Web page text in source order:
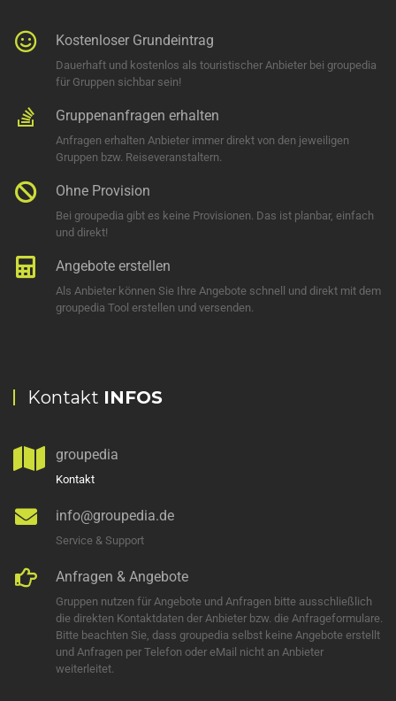
Kostenloser Grundeintrag
Dauerhaft und kostenlos als touristischer Anbieter bei groupedia
für Gruppen sichbar sein!
Gruppenanfragen erhalten
Anfragen erhalten Anbieter immer direkt von den jeweiligen
Gruppen bzw. Reiseveranstaltern.
Ohne Provision
Bei groupedia gibt es keine Provisionen. Das ist planbar, einfach
und direkt!
Angebote erstellen
Als Anbieter können Sie Ihre Angebote schnell und direkt mit dem
groupedia Tool erstellen und versenden.
Kontakt INFOS
groupedia
Kontakt
info@groupedia.de
Service & Support
Anfragen & Angebote
Gruppen nutzen für Angebote und Anfragen bitte ausschließlich
die direkten Kontaktdaten der Anbieter bzw. die Anfrageformulare.
Bitte beachten Sie, dass groupedia selbst keine Angebote erstellt
und Anfragen per Telefon oder eMail nicht an Anbieter
weiterleitet.